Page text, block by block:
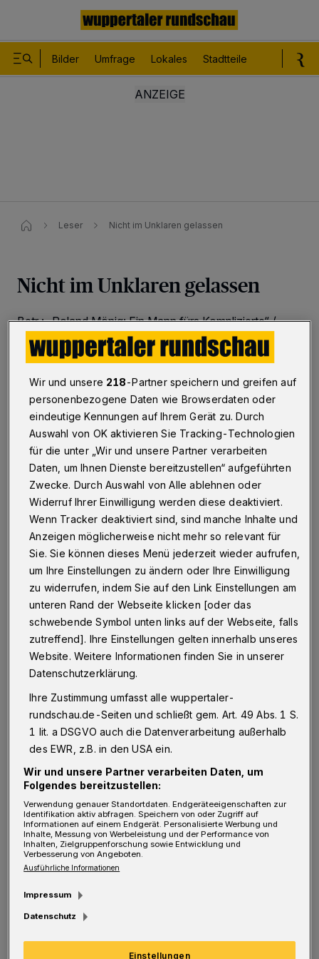
Bilder Umfrage Lokales Stadtteile
Leser Nicht im Unklaren gelassen
Nicht im Unklaren gelassen
Betr.: „Roland Mönig: Ein Mann fürs Komplizierte“ /
neuer Leiter des Von der Heydt-Museums
27.11.2019 , 10:54 Uhr Eine Minute Lesezeit
Z um Artikel von Stefan Koldehoff darf ich
folgende Anmerkungen machen:
1. : Die Von-der-Heydt gGmbH ist keine
Trägergesellschaft, da das Von der Heydt-
Museum unverändert ein städtisches
Kunstmuseum ist, sondern in erster Linie eine
Ausstellungsgesellschaft, die gemeinsam mit
der Stadt den Betrieb des Museums
partnerschaftlich gewährleistet. Insgesamt 19
Mitarbeiterinnen und Mitarbeiter des
Museums sind städtische Mitarbeiter und
sieben sind solche der GmbH. Der zu Grunde
liegende Kooperationsvertrag hat noch eine
Laufzeit bis 2023. Die Verwaltung wird dem
Rat vorschlagen, ihn um zehn Jahre zu
verlängern.
2.: Zur Digitalisierung des Museums gibt es
ein gemeinsames Projekt von GmbH und
Wir und unsere 218-Partner speichern und greifen auf
personenbezogene Daten wie Browserdaten oder
eindeutige Kennungen auf Ihrem Gerät zu. Durch
Auswahl von OK aktivieren Sie Tracking-Technologien
für die unter „Wir und unsere Partner verarbeiten
Daten, um Ihnen Dienste bereitzustellen“ aufgeführten
Zwecke. Durch Auswahl von Alle ablehnen oder
Widerruf Ihrer Einwilligung werden diese deaktiviert.
Wenn Tracker deaktiviert sind, sind manche Inhalte und
Anzeigen möglicherweise nicht mehr so relevant für
Sie. Sie können dieses Menü jederzeit wieder aufrufen,
um Ihre Einstellungen zu ändern oder Ihre Einwilligung
zu widerrufen, indem Sie auf den Link Einstellungen am
unteren Rand der Webseite klicken [oder das
schwebende Symbol unten links auf der Webseite, falls
zutreffend]. Ihre Einstellungen gelten innerhalb unseres
Website. Weitere Informationen finden Sie in unserer
Datenschutzerklärung.
Ihre Zustimmung umfasst alle wuppertaler-
rundschau.de-Seiten und schließt gem. Art. 49 Abs. 1 S.
1 lit. a DSGVO auch die Datenverarbeitung außerhalb
des EWR, z.B. in den USA ein.
Wir und unsere Partner verarbeiten Daten, um
Folgendes bereitzustellen:
Verwendung genauer Standortdaten. Endgeräteeigenschaften zur
Identifikation aktiv abfragen. Speichern von oder Zugriff auf
Informationen auf einem Endgerät. Personalisierte Werbung und
Inhalte, Messung von Werbeleistung und der Performance von
Inhalten, Zielgruppenforschung sowie Entwicklung und
Verbesserung von Angeboten.
Ausführliche Informationen
Impressum
Datenschutz
Einstellungen